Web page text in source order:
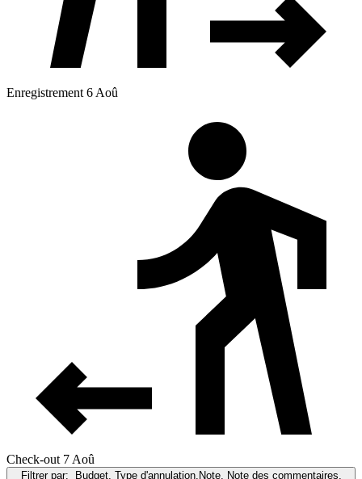
Enregistrement 6 Aoû
Check-out 7 Aoû
Filtrer par: Budget, Type d'annulation,Note, Note des commentaires,